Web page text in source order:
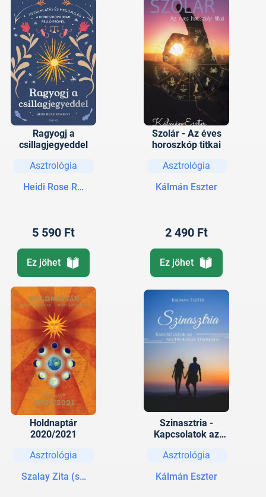
Ragyogj a
csillagjegyeddel
Asztrológia
Heidi Rose Robbins
5 590 Ft
Ez jöhet
Szolár - Az éves
horoszkóp titkai
Asztrológia
Kálmán Eszter
2 490 Ft
Ez jöhet
Holdnaptár
2020/2021
Asztrológia
Szalay Zita (szerk.)
Szinasztria -
Kapcsolatok az
tükrében
Asztrológia
Kálmán Eszter